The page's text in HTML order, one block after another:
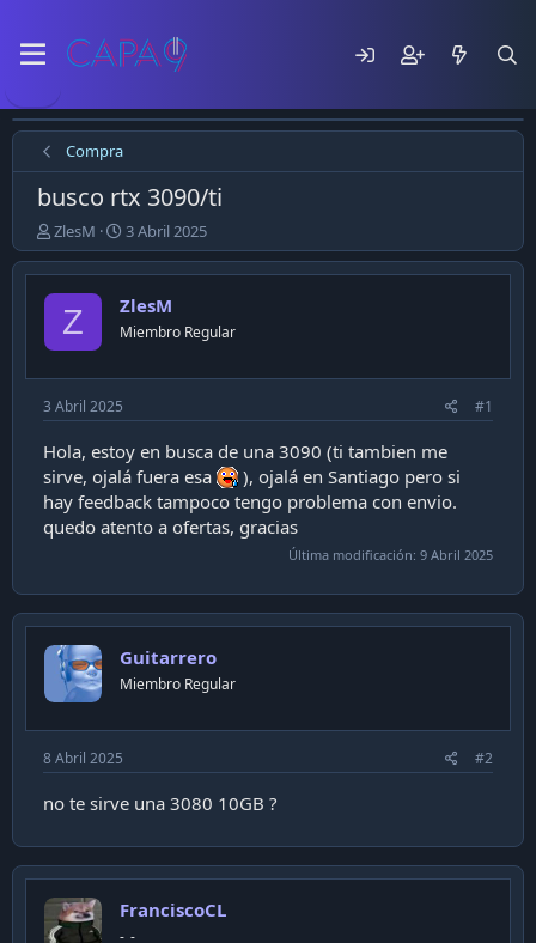
Compra
busco rtx 3090/ti
E
m
p
e
l
t
e
m
a
ZlesM
F
e
c
h
a
d
p
b
l
i
c
a
c
n
3 Abril 2025
Z ZlesM
Miembro Regular
3 Abril 2025 #1
Hola, estoy en busca de una 3090 (ti tambien me
sirve, ojalá fuera esa
), ojalá en Santiago pero si
hay feedback tampoco tengo problema con envio.
quedo atento a ofertas, gracias
Última modificación: 9 Abril 2025
Guitarrero
Miembro Regular
8 Abril 2025 #2
no te sirve una 3080 10GB ?
FranciscoCL
-_-